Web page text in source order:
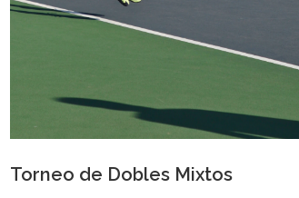
Torneo de Dobles Mixtos